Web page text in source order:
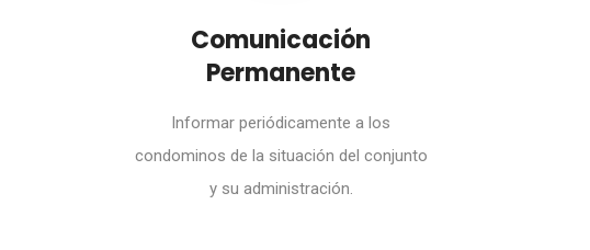
Comunicación
Permanente
Informar periódicamente a los
condominos de la situación del conjunto
y su administración.